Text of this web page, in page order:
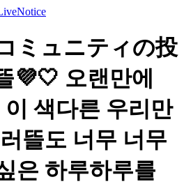
Notice
ミュニティの投
💜🤍 오랜만에
색다른 우리만
뜰도 너무 너무
은 하루하루를